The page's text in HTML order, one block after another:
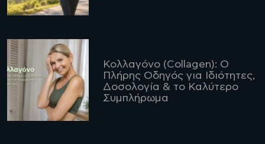
Κολλαγόνο (Collagen): Ο
Πλήρης Οδηγός για Ιδιότητες,
Δοσολογία & το Καλύτερο
Συμπλήρωμα